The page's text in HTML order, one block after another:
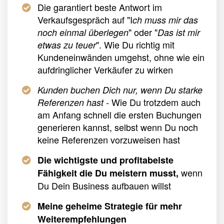
Die garantiert beste Antwort im
Verkaufsgespräch auf "Ich muss mir das
noch einmal überlegen" oder "Das ist mir
etwas zu teuer". Wie Du richtig mit
Kundeneinwänden umgehst, ohne wie ein
aufdringlicher Verkäufer zu wirken
Kunden buchen Dich nur, wenn Du starke
Referenzen hast - Wie Du trotzdem auch
am Anfang schnell die ersten Buchungen
generieren kannst, selbst wenn Du noch
keine Referenzen vorzuweisen hast
Die wichtigste und profitabelste
Fähigkeit die Du meistern musst, wenn
Du Dein Business aufbauen willst
Meine geheime Strategie für mehr
Weiterempfehlungen